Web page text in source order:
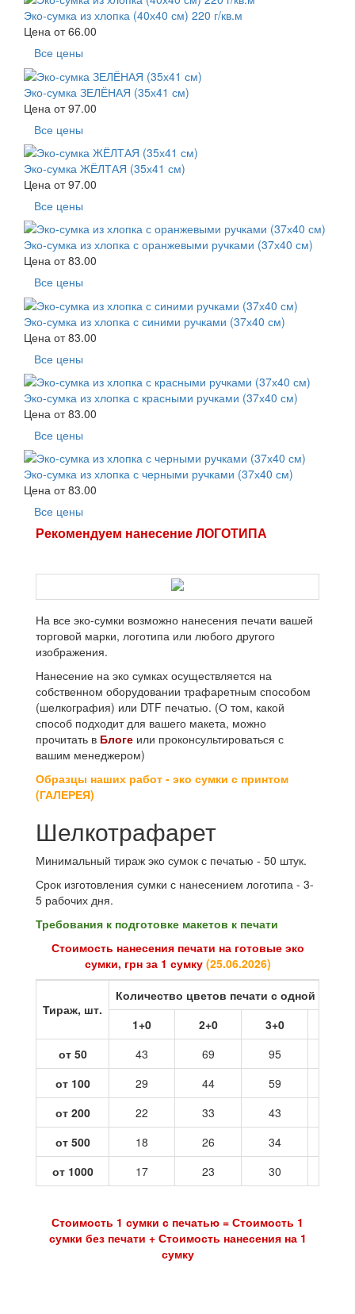
Эко-сумка из хлопка (40х40 см) 220 г/кв.м
Цена от66.00
Все цены
Эко-сумка ЗЕЛЁНАЯ (35х41 см)
Цена от97.00
Все цены
Эко-сумка ЖЁЛТАЯ (35х41 см)
Цена от97.00
Все цены
Эко-сумка из хлопка с оранжевыми ручками (37х40 см)
Цена от83.00
Все цены
Эко-сумка из хлопка с синими ручками (37х40 см)
Цена от83.00
Все цены
Эко-сумка из хлопка с красными ручками (37х40 см)
Цена от83.00
Все цены
Эко-сумка из хлопка с черными ручками (37х40 см)
Цена от83.00
Все цены
Рекомендуем нанесение ЛОГОТИПА
На все эко-сумки возможно нанесения печати вашей
торговой марки, логотипа или любого другого
изображения.
Нанесение на эко сумках осуществляется на
собственном оборудовании трафаретным способом
(шелкография) или DTF печатью. (О том, какой
способ подходит для вашего макета, можно
прочитать в Блоге или проконсультироваться с
вашим менеджером)
Образцы наших работ - эко сумки с принтом
(ГАЛЕРЕЯ)
Шелкотрафарет
Минимальный тираж эко сумок с печатью - 50 штук.
Срок изготовления сумки с нанесением логотипа - 3-
5 рабочих дня.
Требования к подготовке макетов к печати
Стоимость нанесения печати на готовые эко
сумки, грн за 1 сумку (25.06.2026)
Тираж, шт.
Количество цветов печати с одной
1+0
2+0 3+0
от 50
43 69 95
от 100
29 44 59
от 200
22 33 43
от 500
18 26 34
от 1000
17 23 30
Стоимость 1 сумки с печатью = Стоимость 1
сумки без печати + Стоимость нанесения на 1
сумку